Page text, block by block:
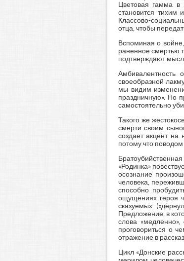
Цветовая гамма в
становится тихим
Классово-
отца, чтобы
Вспоминая о
раненное смертью
подтверждают
Амбивалентность
своеобразной
мы видим
праздничную». Но
самостоятельно
Такого же
смерти своим
создает акцент на
потому что
«Родинка»
осознание
человека,
способно
ощущениях героя
сказуемых
Предложение, в
слова «медленно»,
проговориться о
отражение в
Цикл «Донские